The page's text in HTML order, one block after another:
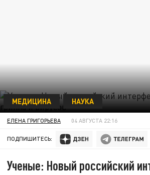
МЕДИЦИНА НАУКА
ЕЛЕНА ГРИГОРЬЕВА 04 АВГУСТА 22:16
ПОДПИШИТЕСЬ:
Ученые: Новый российский